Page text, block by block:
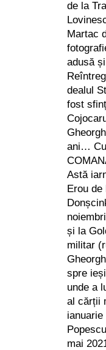
de la
Martac
adusă
dealul
fost
ani… Cu
Astă
Erou
și la
militar
spre
unde a
al cărții
mai